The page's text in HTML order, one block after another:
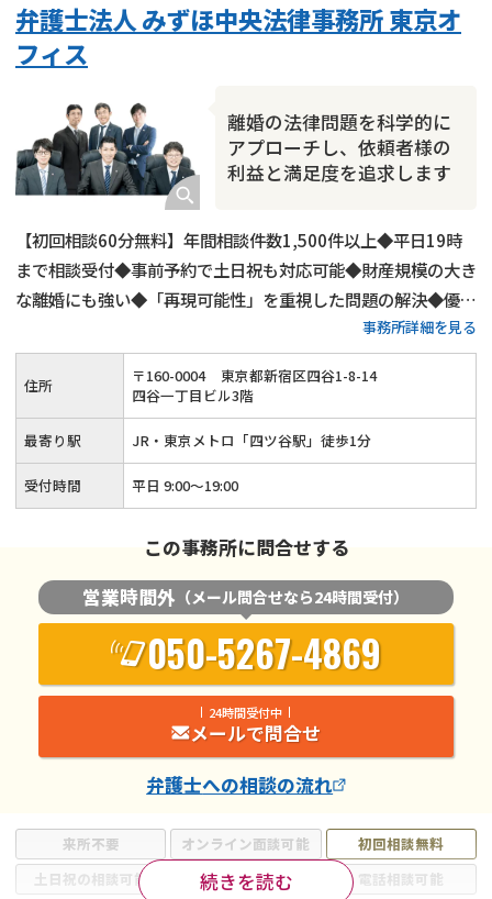
財産分与
内縁の夫婦 熟年離婚
離婚の法律問題を科学的に
アプローチし、依頼者様の
利益と満足度を追求します
弁護士法人 みずほ中央法律事務所 東京オ
フィス
【初回相談60分無料】年間相談件数1,500件以上◆平日19時
まで相談受付◆事前予約で土日祝も対応可能◆財産規模の大き
な離婚にも強い◆「再現可能性」を重視した問題の解決◆優し
事務所詳細を見る
来所不要 オンライン面談可能
初回相談無料
土日祝の相談可能
19時以降電話可能
電話相談可能
続きを読む
住所 〒160-0004
東京都新宿区四谷1-8-14
四谷一丁目ビル3階
最寄り駅 JR・東京メトロ「四ツ谷駅」徒歩1分
受付時間 平日 9:00～19:00
この事務所に問合せする
営業時間外 （メール問合せなら24時間受付）
050-5267-4869
24時間受付中
メールで問合せ
弁護士への相談の流れ